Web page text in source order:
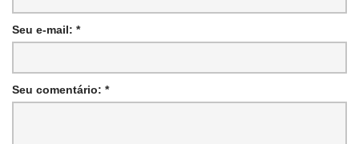
Seu e-mail: *
Seu comentário: *